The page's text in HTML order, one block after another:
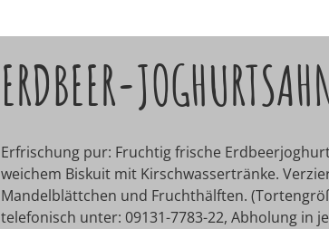
ERDBEER-
Erfrischung pur: Fruchtig frische
weichem Biskuit mit Kirschwassertränke.
Mandelblättchen und Fruchthälften.
telefonisch unter: 09131-7783-22, Abholung in